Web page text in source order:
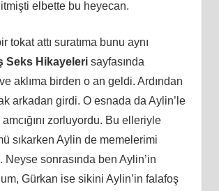
elbette bu heyecan.
tokat attı suratıma bunu aynı
Seks Hikayelerisayfasında
aklıma birden o an geldi. Ardından
arkadan girdi. O esnada da Aylin’le
zorluyordu. Bu elleriyle
sıkarken Aylin de memelerimi
Neyse sonrasında ben Aylin’in
Gürkan ise sikini Aylin’in falafoş